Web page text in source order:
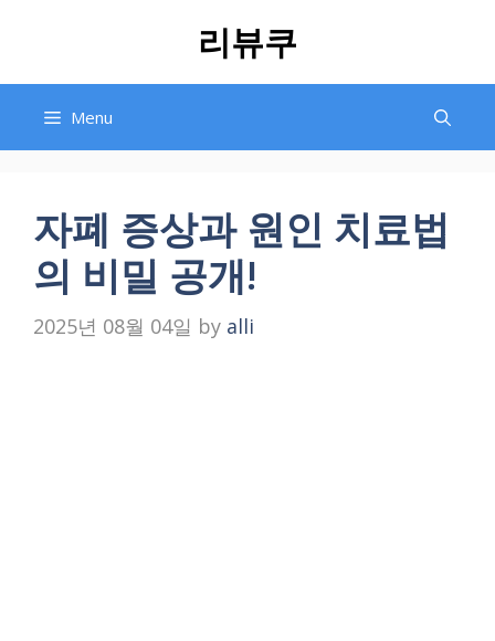
리뷰쿠
Menu
자폐 증상과 원인 치료법
의 비밀 공개!
2025년 08월 04일 by alli